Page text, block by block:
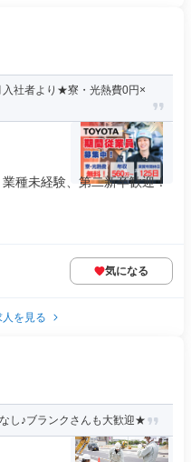
社者より★寮・光熱費0円×
種未経験、第二新卒歓迎！
気になる
を見る
し♪ブランクさんも大歓迎★